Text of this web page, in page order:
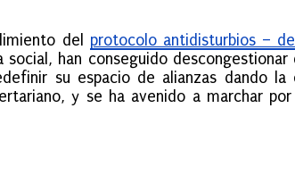
del protocolo antidisturbios –
han conseguido
su espacio de alianzas dando
y se ha avenido a marchar